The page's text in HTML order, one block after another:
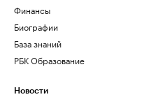
Финансы
Биографии
База знаний
РБК Образование
Новости